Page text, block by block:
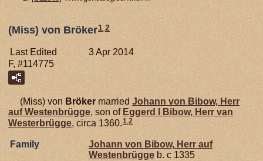
(Miss) von Bröker1,2
Last Edited
3 Apr 2014
F, #114775
(Miss) von Bröker married Johann von Bibow, Herr
auf Westenbrügge, son of Eggerd I Bibow, Herr van
Westerbrügge, circa 1360.1,2
Family Johann von Bibow, Herr auf
Westenbrügge b. c 1335